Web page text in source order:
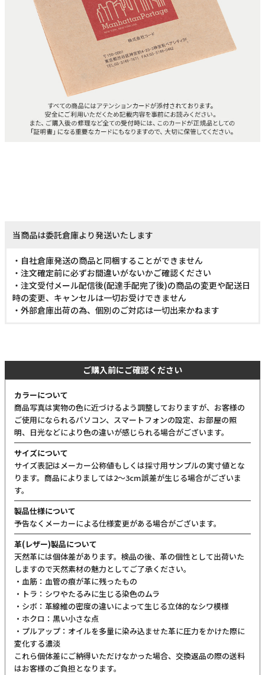
当商品は委託倉庫より発送いたします
・自社倉庫発送の商品と同梱することができません
・注文確定前に必ずお間違いがないかご確認ください
・注文受付メール配信後(配達手配完了後)の商品の変更や配送日
時の変更、キャンセルは一切お受けできません
・外部倉庫出荷の為、個別のご対応は一切出来かねます
ご購入前にご確認ください
カラーについて
商品写真は実物の色に近づけるよう調整しておりますが、お客様の
ご使用になられるパソコン、スマートフォンの設定、お部屋の照
明、日光などにより色の違いが感じられる場合がございます。
サイズについて
サイズ表記はメーカー公称値もしくは採寸用サンプルの実寸値とな
ります。商品によりましては2〜3cm誤差が生じる場合がございま
す。
製品仕様について
予告なくメーカーによる仕様変更がある場合がございます。
革(レザー)製品について
天然革には個体差があります。検品の後、革の個性として出荷いた
しますので天然素材の魅力としてご了承ください。
・血筋：血管の痕が革に残ったもの
・トラ：シワやたるみに生じる染色のムラ
・シボ：革線維の密度の違いによって生じる立体的なシワ模様
・ホクロ：黒い小さな点
・プルアップ：オイルを多量に染み込ませた革に圧力をかけた際に
変化する濃淡
これら個体差にご納得いただけなかった場合、交換返品の際の送料
はお客様のご負担となります。